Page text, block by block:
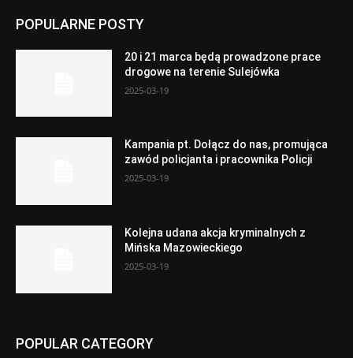
POPULARNE POSTY
20 i 21 marca będą prowadzone prace
drogowe na terenie Sulejówka
2025-03-19
Kampania pt. Dołącz do nas, promująca
zawód policjanta i pracownika Policji
2025-03-19
Kolejna udana akcja kryminalnych z
Mińska Mazowieckiego
2025-03-19
POPULAR CATEGORY